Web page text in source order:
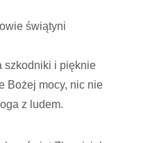
świątyni
szkodniki i pięknie
Bożej mocy, nic nie
z ludem.